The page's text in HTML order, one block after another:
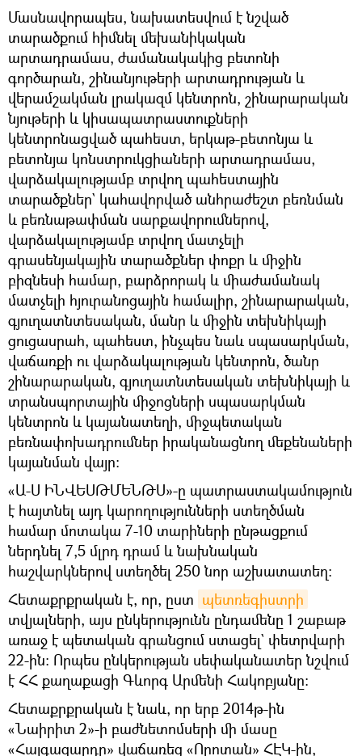
Մասնավորապես, նախատեսվում է նշված
տարածքում հիմնել մեխանիկական
արտադրամաս, ժամանակակից բետոնի
գործարան, շինանյութերի արտադրության և
վերամշակման լրակազմ կենտրոն, շինարարական
նյութերի և կիսապատրաստուքների
կենտրոնացված պահեստ, երկաթ-բետոնյա և
բետոնյա կոնստրուկցիաների արտադրամաս,
վարձակալությամբ տրվող պահեստային
տարածքներ` կահավորված անհրաժեշտ բեռնման
և բեռնաթափման սարքավորումներով,
վարձակալությամբ տրվող մատչելի
գրասենյակային տարածքներ փոքր և միջին
բիզնեսի համար, բարձրորակ և միաժամանակ
մատչելի հյուրանոցային համալիր, շինարարական,
գյուղատնտեսական, մանր և միջին տեխնիկայի
ցուցասրահ, պահեստ, ինչպես նաև սպասարկման,
վաճառքի ու վարձակալության կենտրոն, ծանր
շինարարական, գյուղատնտեսական տեխնիկայի և
տրանսպորտային միջոցների սպասարկման
կենտրոն և կայանատեղի, միջպետական
բեռնափոխադրումներ իրականացնող մեքենաների
կայանման վայր:
«Ա-Ս ԻՆՎԵՍԹՄԵՆԹՍ»-ը պատրաստակամություն
է հայտնել այդ կարողությունների ստեղծման
համար մոտակա 7-10 տարիների ընթացքում
ներդնել 7,5 մլրդ դրամ և նախնական
հաշվարկներով ստեղծել 250 նոր աշխատատեղ:
Հետաքրքրական է, որ, ըստ պետռեգիստրի
տվյալների, այս ընկերությունն ընդամենը 1 շաբաթ
առաջ է պետական գրանցում ստացել` փետրվարի
22-ին։ Որպես ընկերության սեփականատեր նշվում
է ՀՀ քաղաքացի Գևորգ Արմենի Հակոբյանը։
Հետաքրքրական է նաև, որ երբ 2014թ-ին
«Նաիրիտ 2»-ի բաժնետոմսերի մի մասը
«Հայգազարդը» վաճառեց «Որոտան» ՀԷԿ-ին,